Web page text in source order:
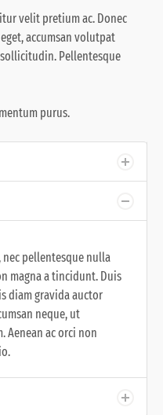
velit pretium ac. Donec
accumsan volutpat
Pellentesque
purus.
pellentesque nulla
magna a tincidunt. Duis
diam gravida auctor
neque, ut
Aenean ac orci non